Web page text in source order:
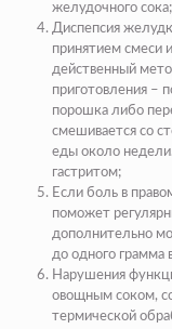
желудочного сока;
Диспепсия
принятием смеси
действенный
приготовления –
порошка либо
смешивается со
еды около
гастритом;
Если боль в
поможет
дополнительно
до одного грамма
Нарушения
овощным соком,
термической